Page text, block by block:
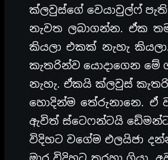
ක්ලවුස්ගේ වෙයාවුල්ෆ්
නැවත ලබාගන්න. ඒක
කියලා එකක් නැහැ
කැතරින්ව යොදාගෙන මේ
නැහැ. ඒකයි ක්ලවුස්
හොදින්ම තේරුනානෙ. ඒ
ඇවිත් ස්ටෙෆන්ටයි
විදිහට වගේම එලයිජා